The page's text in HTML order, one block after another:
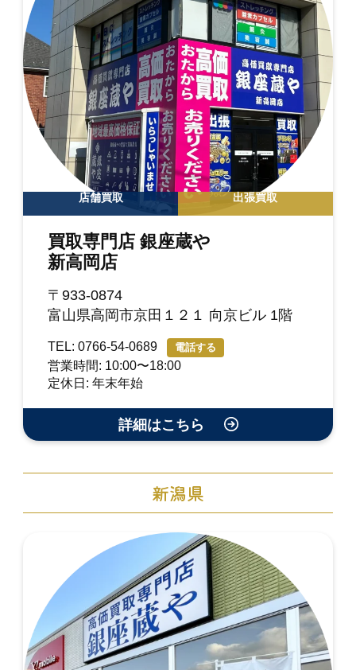
店舗買取 出張買取
買取専門店 銀座蔵や
新高岡店
〒933-0874
富山県高岡市京田１２１ 向京ビル 1階
TEL: 0766-54-0689 電話する
営業時間: 10:00〜18:00
定休日: 年末年始
詳細はこちら
新潟県